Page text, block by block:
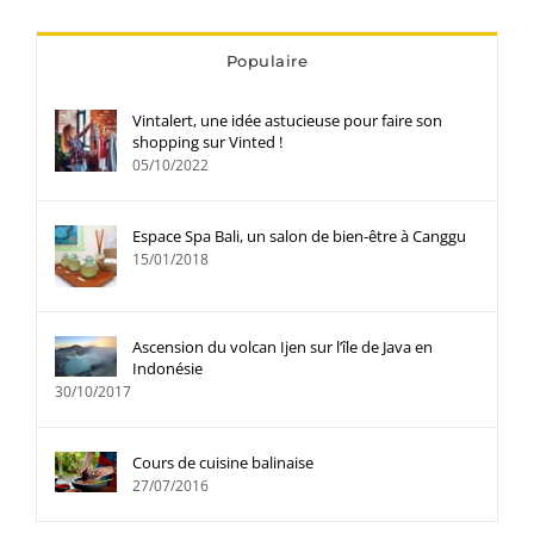
Populaire
Vintalert, une idée astucieuse pour faire son
shopping sur Vinted !
05/10/2022
Espace Spa Bali, un salon de bien-être à Canggu
15/01/2018
Ascension du volcan Ijen sur l’île de Java en
Indonésie
30/10/2017
Cours de cuisine balinaise
27/07/2016